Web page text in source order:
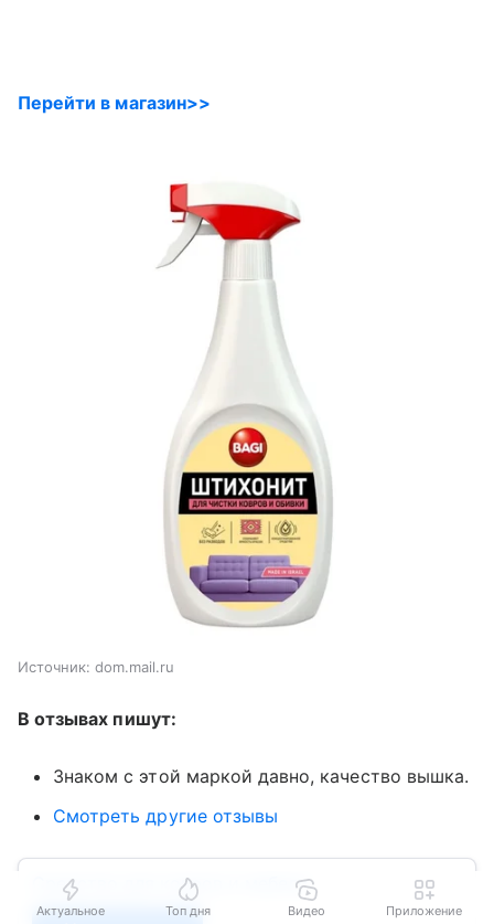
Перейти в магазин>>
Источник: dom.mail.ru
В отзывах пишут:
Знаком с этой маркой давно, качество вышка.
Смотреть другие отзывы
Средство для ковров и мебели
Актуальное Топ дня Видео Приложение